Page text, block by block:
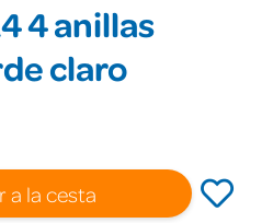
4 anillas
claro
a la cesta